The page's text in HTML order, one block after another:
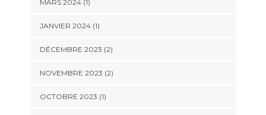
MARS 2024(1)
JANVIER 2024(1)
DÉCEMBRE 2023 (2)
NOVEMBRE 2023 (2)
OCTOBRE 2023 (1)